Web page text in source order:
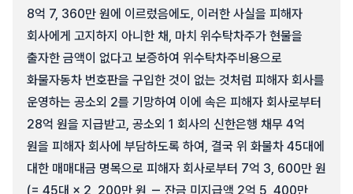
8억 7, 360만 원에 이르렀음에도, 이러한 사실을 피해자
회사에게 고지하지 아니한 채, 마치 위수탁차주가 현물을
출자한 금액이 없다고 보증하여 위수탁차주비용으로
화물자동차 번호판을 구입한 것이 없는 것처럼 피해자 회사를
운영하는 공소외 2를 기망하여 이에 속은 피해자 회사로부터
28억 원을 지급받고, 공소외 1 회사의 신한은행 채무 4억
원을 피해자 회사에 부담하도록 하여, 결국 위 화물차 45대에
대한 매매대금 명목으로 피해자 회사로부터 7억 3, 600만 원
(= 45대 × 2, 200만 원 － 잔금 미지급액 2억 5, 400만